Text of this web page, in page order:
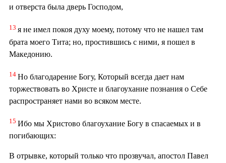
и отверста была дверь Господом,
13 я не имел покоя духу моему, потому что не нашел там
брата моего Тита; но, простившись с ними, я пошел в
Македонию.
14 Но благодарение Богу, Который всегда дает нам
торжествовать во Христе и благоухание познания о Себе
распространяет нами во всяком месте.
15 Ибо мы Христово благоухание Богу в спасаемых и в
погибающих:
В отрывке, который только что прозвучал, апостол Павел